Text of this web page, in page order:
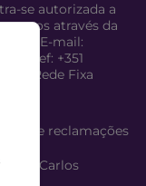
se autorizada a
através da
I.P. E-mail:
| Telef: +351
para Rede Fixa
de reclamações
Carlos